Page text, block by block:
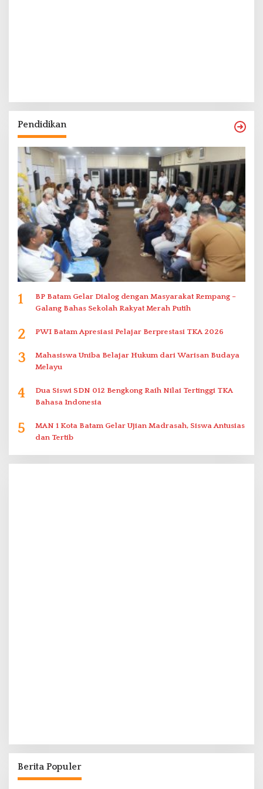
Pendidikan
1
BP Batam Gelar Dialog dengan Masyarakat Rempang –
Galang Bahas Sekolah Rakyat Merah Putih
2 PWI Batam Apresiasi Pelajar Berprestasi TKA 2026
3
Mahasiswa Uniba Belajar Hukum dari Warisan Budaya
Melayu
4
Dua Siswi SDN 012 Bengkong Raih Nilai Tertinggi TKA
Bahasa Indonesia
5
MAN 1 Kota Batam Gelar Ujian Madrasah, Siswa Antusias
dan Tertib
Berita Populer